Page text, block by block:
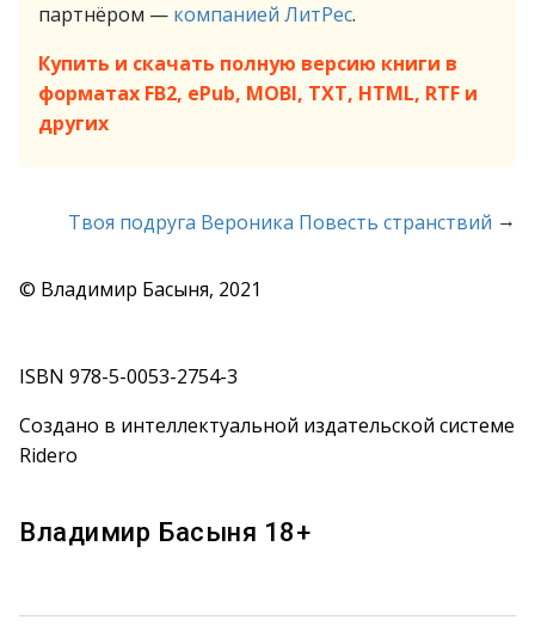
партнёром — компанией ЛитРес.
Купить и скачать полную версию книги в
форматах FB2, ePub, MOBI, TXT, HTML, RTF и
других
Твоя подруга Вероника Повесть странствий →
© Владимир Басыня, 2021
ISBN 978-5-0053-2754-3
Создано в интеллектуальной издательской системе
Ridero
Владимир Басыня 18+